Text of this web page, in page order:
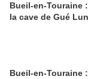
Bueil-en-Touraine
la cave de Gué
Bueil-en-Touraine